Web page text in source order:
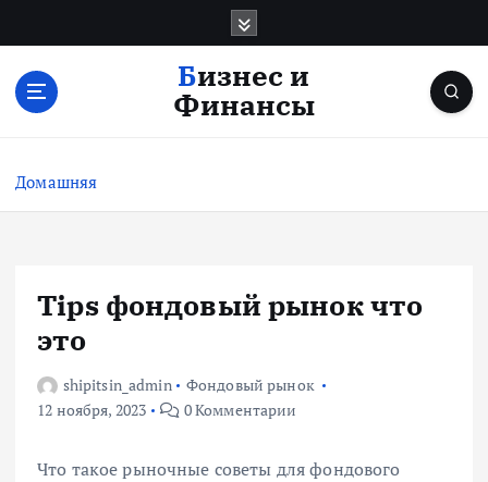
с
Бизнес и
Финансы
Домашняя
Tips фондовый рынок что
это
shipitsin_admin
Фондовый рынок
12 ноября, 2023
0 Комментарии
Что такое рыночные советы для фондового